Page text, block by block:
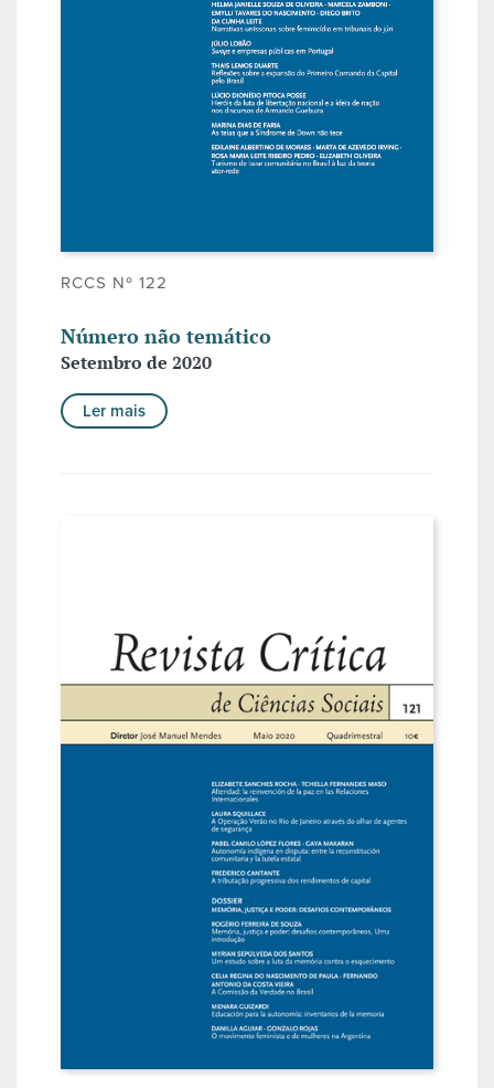
RCCS Nº 122
Número não temático
Setembro de 2020
Ler mais